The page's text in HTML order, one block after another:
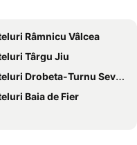
Râmnicu Vâlcea
Târgu Jiu
Drobeta-Turnu Severin
Baia de Fier